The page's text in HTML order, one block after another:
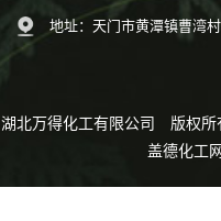
地址：天门市黄潭镇曹湾
湖北万得化工有限公司 版权所
盖德化工网